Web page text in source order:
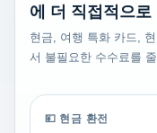
에 더 직접적으로
현금, 여행 특화 카드,
서 불필요한 수수료를
💴 현금 환전